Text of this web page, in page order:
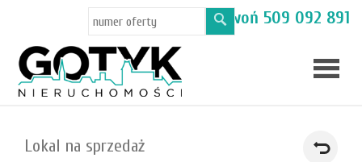
Masz pytania? Zadzwoń 509 092 891
Lokal na sprzedaż